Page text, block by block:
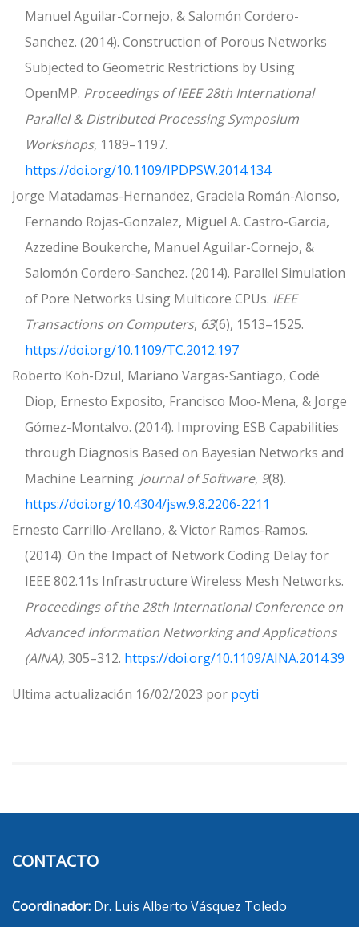
Manuel Aguilar-Cornejo, & Salomón Cordero-
Sanchez. (2014). Construction of Porous Networks
Subjected to Geometric Restrictions by Using
OpenMP. Proceedings of IEEE 28th International
Parallel & Distributed Processing Symposium
Workshops, 1189–1197.
https://doi.org/10.1109/IPDPSW.2014.134
Jorge Matadamas-Hernandez, Graciela Román-Alonso,
Fernando Rojas-Gonzalez, Miguel A. Castro-Garcia,
Azzedine Boukerche, Manuel Aguilar-Cornejo, &
Salomón Cordero-Sanchez. (2014). Parallel Simulation
of Pore Networks Using Multicore CPUs. IEEE
Transactions on Computers, 63(6), 1513–1525.
https://doi.org/10.1109/TC.2012.197
Roberto Koh-Dzul, Mariano Vargas-Santiago, Codé
Diop, Ernesto Exposito, Francisco Moo-Mena, & Jorge
Gómez-Montalvo. (2014). Improving ESB Capabilities
through Diagnosis Based on Bayesian Networks and
Machine Learning. Journal of Software, 9(8).
https://doi.org/10.4304/jsw.9.8.2206-2211
Ernesto Carrillo-Arellano, & Victor Ramos-Ramos.
(2014). On the Impact of Network Coding Delay for
IEEE 802.11s Infrastructure Wireless Mesh Networks.
Proceedings of the 28th International Conference on
Advanced Information Networking and Applications
(AINA), 305–312. https://doi.org/10.1109/AINA.2014.39
Ultima actualización 16/02/2023 por pcyti
CONTACTO
Coordinador: Dr. Luis Alberto Vásquez Toledo